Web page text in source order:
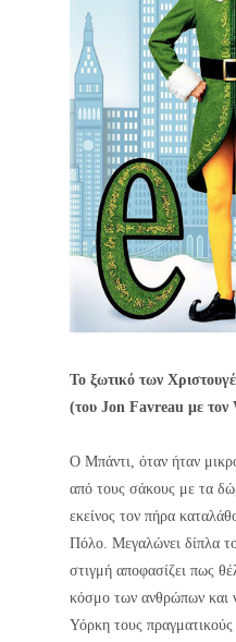
Το ξωτικό των
(του Jon Favreau με
Ο Μπάντι, όταν ήταν
από τους σάκους με τα
εκείνος τον πήρα
Πόλο. Μεγαλώνει δίπλα
στιγμή αποφασίζει πως
κόσμο των ανθρώπων και
Υόρκη τους πραγματικούς